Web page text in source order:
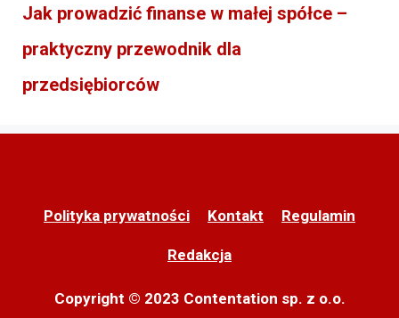
Jak prowadzić finanse w małej spółce –
praktyczny przewodnik dla
przedsiębiorców
Polityka prywatności Kontakt Regulamin
Redakcja
Copyright © 2023 Contentation sp. z o.o.